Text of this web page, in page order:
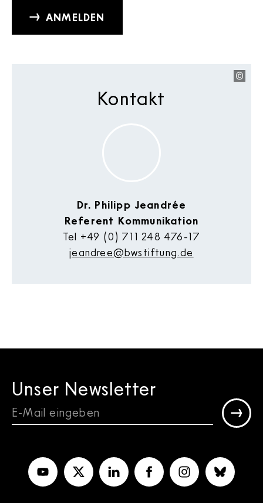
ANMELDEN
Kontakt
Dr. Philipp Jeandrée
Referent Kommunikation
Tel +49 (0) 711 248 476-17
jeandree@bwstiftung.de
Unser Newsletter